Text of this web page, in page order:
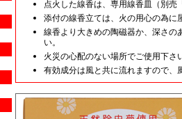
点火した線香は、専用線香皿（別売
添付の線香立ては、火の用心の為に
線香より大きめの陶磁器か、深さの
い。
火災の心配のない場所でご使用下さ
有効成分は風と共に流れますので、